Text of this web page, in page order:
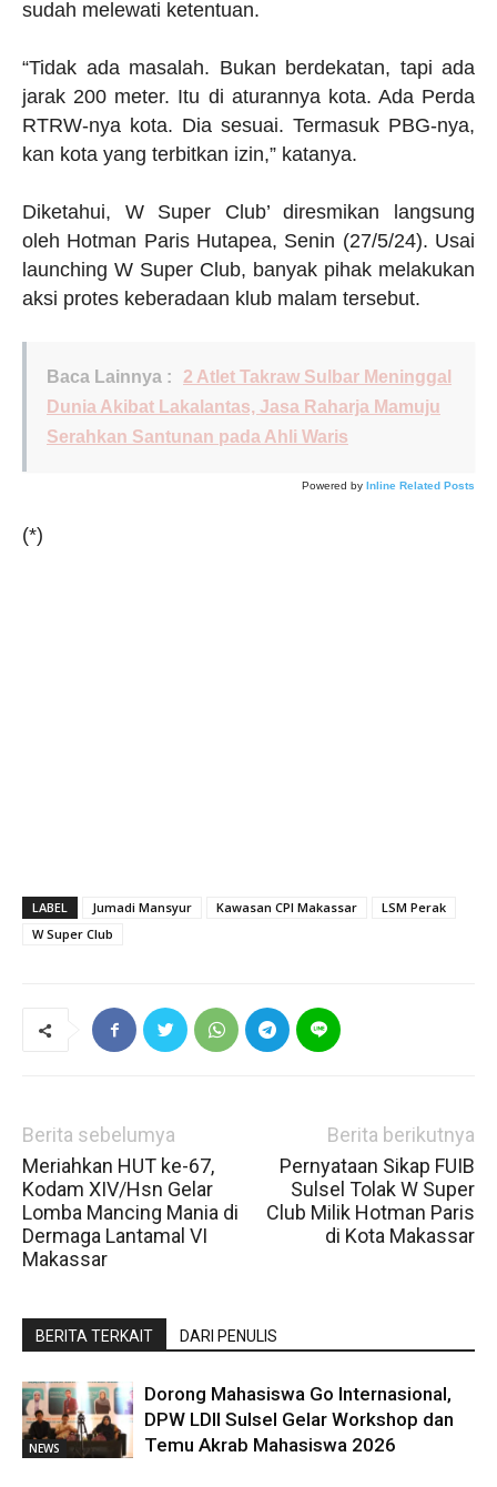
sudah melewati ketentuan.
“Tidak ada masalah. Bukan berdekatan, tapi ada
jarak 200 meter. Itu di aturannya kota. Ada Perda
RTRW-nya kota. Dia sesuai. Termasuk PBG-nya,
kan kota yang terbitkan izin,” katanya.
Diketahui, W Super Club’ diresmikan langsung
oleh Hotman Paris Hutapea, Senin (27/5/24). Usai
launching W Super Club, banyak pihak melakukan
aksi protes keberadaan klub malam tersebut.
Baca Lainnya :
2 Atlet Takraw Sulbar Meninggal
Dunia Akibat Lakalantas, Jasa Raharja Mamuju
Serahkan Santunan pada Ahli Waris
Powered by Inline Related Posts
(*)
LABEL Jumadi Mansyur Kawasan CPI Makassar
LSM Perak
W Super Club
Berita sebelumya
Meriahkan HUT ke-67,
Kodam XIV/Hsn Gelar
Lomba Mancing Mania di
Dermaga Lantamal VI
Makassar
Berita berikutnya
Pernyataan Sikap FUIB
Sulsel Tolak W Super
Club Milik Hotman Paris
di Kota Makassar
BERITA TERKAIT DARI PENULIS
NEWS
Dorong Mahasiswa Go Internasional,
DPW LDII Sulsel Gelar Workshop dan
Temu Akrab Mahasiswa 2026